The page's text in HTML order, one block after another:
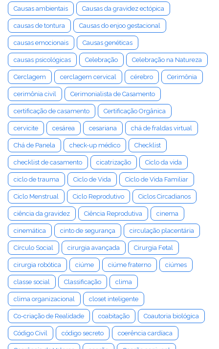
Causas ambientais Causas da gravidez ectópica
causas de tontura Causas do enjoo gestacional
causas emocionais Causas genéticas
causas psicológicas Celebração Celebração na Natureza
Cerclagem cerclagem cervical cérebro Cerimônia
cerimônia civil Cerimonialista de Casamento
certificação de casamento Certificação Orgânica
cervicite cesárea cesariana chá de fraldas virtual
Chá de Panela check-up médico Checklist
checklist de casamento cicatrização Ciclo da vida
ciclo de trauma Ciclo de Vida Ciclo de Vida Familiar
Ciclo Menstrual Ciclo Reprodutivo Ciclos Circadianos
ciência da gravidez Ciência Reprodutiva cinema
cinemática cinto de segurança circulação placentária
Círculo Social cirurgia avançada Cirurgia Fetal
cirurgia robótica ciúme ciúme fraterno ciúmes
classe social Classificação clima
clima organizacional closet inteligente
Co-criação de Realidade coabitação Coautoria biológica
Código Civil código secreto coerência cardíaca